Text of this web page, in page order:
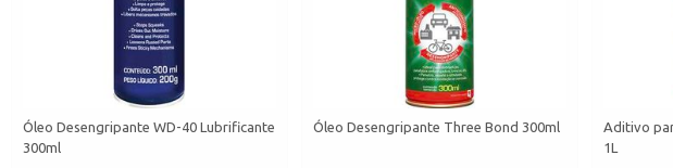
Óleo Desengripante WD-40 Lubrificante
300ml
Óleo Desengripante Three Bond 300ml
Aditivo
1L